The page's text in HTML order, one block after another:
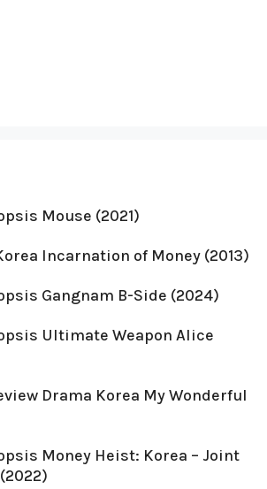
Mouse (2021)
Incarnation of Money (2013)
Gangnam B-Side (2024)
Ultimate Weapon Alice
Drama Korea My Wonderful
Money Heist: Korea – Joint